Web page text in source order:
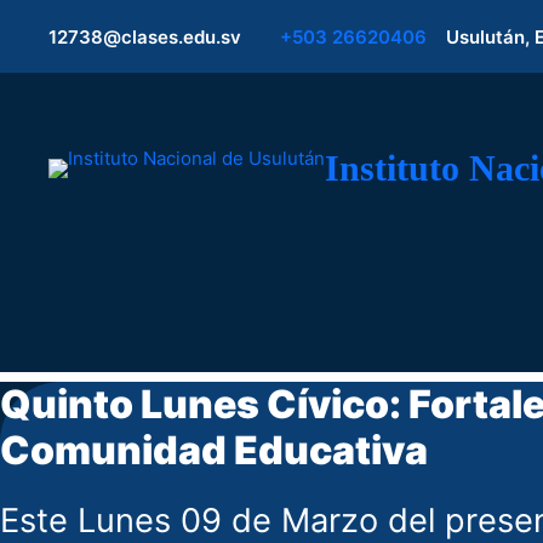
12738@clases.edu.sv +503 26620406 Usulután,
Instituto
Quinto Lunes Cívico:
Comunidad Educativa
Este Lunes 09 de Marzo del